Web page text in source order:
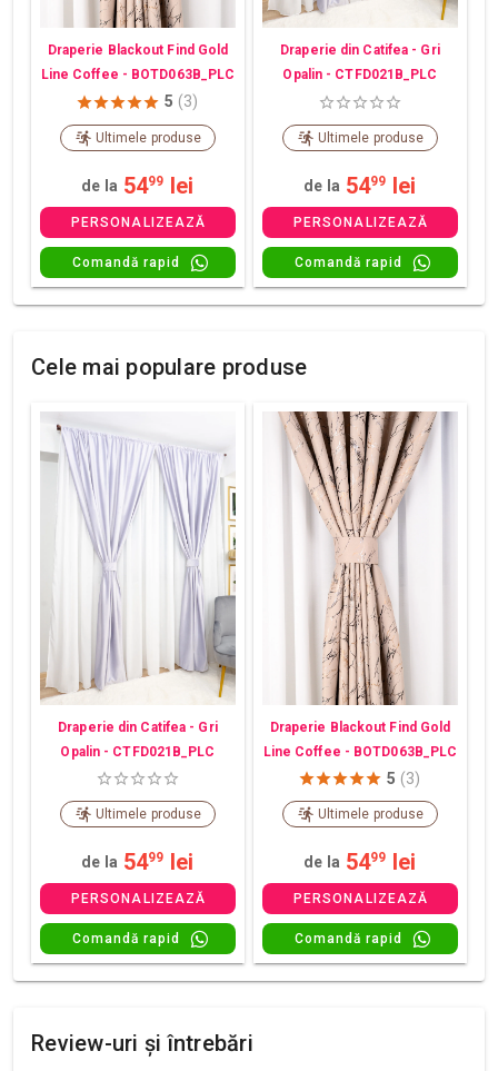
Draperie Blackout Find Gold
Line Coffee - BOTD063B_PLC
5 (3)
Ultimele produse
de la 5499 lei
PERSONALIZEAZĂ
Comandă rapid
Draperie din Catifea - Gri
Opalin - CTFD021B_PLC
Ultimele produse
de la 5499 lei
PERSONALIZEAZĂ
Comandă rapid
Cele mai populare produse
Draperie din Catifea - Gri
Opalin - CTFD021B_PLC
Ultimele produse
de la 5499 lei
PERSONALIZEAZĂ
Comandă rapid
Draperie Blackout Find Gold
Line Coffee - BOTD063B_PLC
5 (3)
Ultimele produse
de la 5499 lei
PERSONALIZEAZĂ
Comandă rapid
Review-uri și întrebări